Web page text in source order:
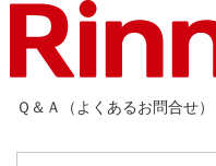
Ｑ＆Ａ（よくあるお問合せ）